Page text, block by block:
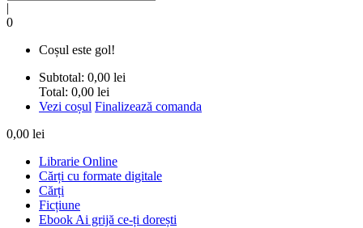
|
0
Coșul este gol!
Subtotal: 0,00 lei
Total: 0,00 lei
Vezi coșul Finalizează comanda
0,00 lei
Librarie Online
Cărți cu formate digitale
Cărți
Ficțiune
Ebook Ai grijă ce-ți dorești